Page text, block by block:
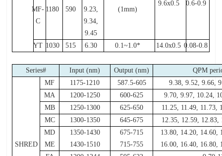
1180
590
9.23,
9.34,
9.45
(1mm)
9.6x0.5
0.6-0.9
MF-
C
YT 1030 515 6.30 0.1~1.0* 14.0x0.5 0.08-0.8
Series# Input (nm) Output (nm) QPM
SHRED
MF 1175-1210 587.5-605
9.38, 9.52, 9.66,
MA
1200-1250 600-625
9.70, 9.97, 10.24,
MB
1250-1300 625-650
11.25, 11.49, 11.73,
MC
1300-1350 645-675
12.35, 12.59, 12.83,
MD
ME
1350-1430
1430-1510
675-715
715-755
13.80, 14.20, 14.60,
16.00, 16.40, 16.80,